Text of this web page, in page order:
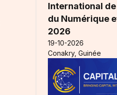
International de
du Numérique
2026
19-10-2026
Conakry, Guinée